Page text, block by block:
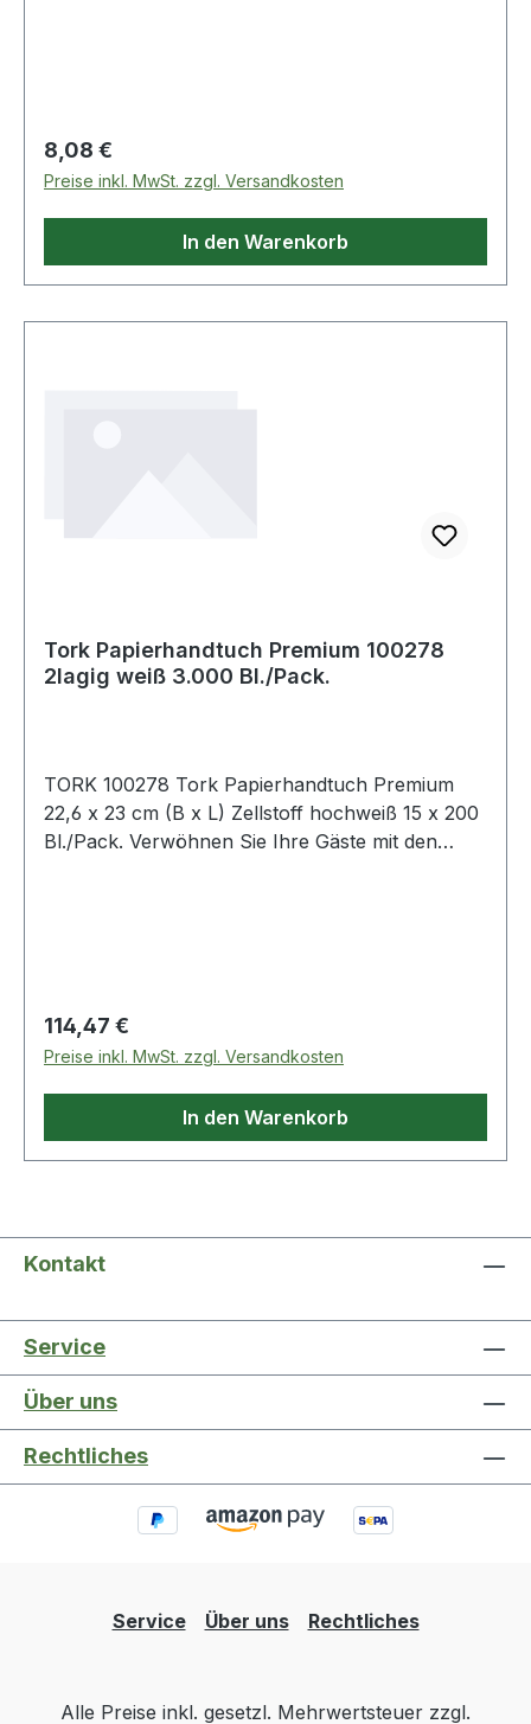
Regulärer Preis:
8,08 €
Preise inkl. MwSt. zzgl. Versandkosten
In den Warenkorb
Tork Papierhandtuch Premium 100278
2lagig weiß 3.000 Bl./Pack.
TORK 100278 Tork Papierhandtuch Premium
22,6 x 23 cm (B x L) Zellstoff hochweiß 15 x 200
Bl./Pack. Verwöhnen Sie Ihre Gäste mit den
Regulärer Preis:
114,47 €
Preise inkl. MwSt. zzgl. Versandkosten
In den Warenkorb
Kontakt
Service
Über uns
Rechtliches
Service Über uns Rechtliches
Alle Preise inkl. gesetzl. Mehrwertsteuer zzgl.